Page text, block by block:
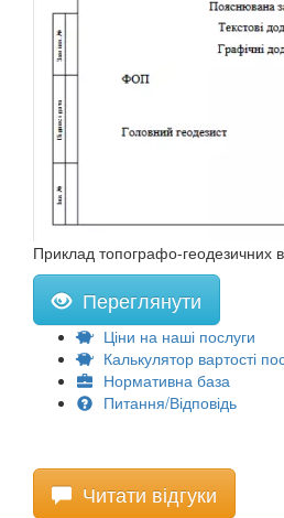
Приклад топографо-геодезичних
Переглянути
Ціни на наші послуги
Калькулятор вартості
Нормативна база
Питання/Відповідь
Читати відгуки